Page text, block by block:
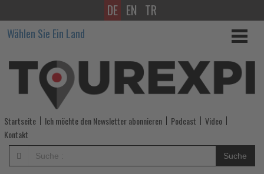
Donaukreuzfahrten
nach
Passau,
Wien
und
Budapest
DE EN TR
Wählen Sie Ein Land
Startseite Ich möchte den Newsletter abonnieren Podcast
Video
Kontakt
Suche